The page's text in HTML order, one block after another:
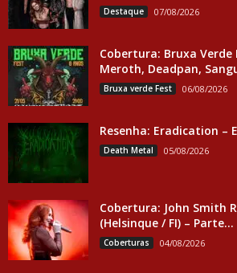
Destaque 07/08/2026
Cobertura: Bruxa Verde
Meroth, Deadpan,
Bruxa verde Fest 06/08/2026
Resenha: Eradication –
Death Metal 05/08/2026
Cobertura: John Smith
(Helsinque / FI) – Parte...
Coberturas 04/08/2026